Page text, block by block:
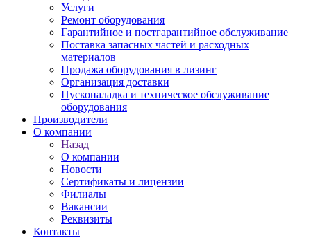
Услуги
Ремонт оборудования
Гарантийное и постгарантийное обслуживание
Поставка запасных частей и расходных
материалов
Продажа оборудования в лизинг
Организация доставки
Пусконаладка и техническое обслуживание
оборудования
Производители
О компании
Назад
О компании
Новости
Сертификаты и лицензии
Филиалы
Вакансии
Реквизиты
Контакты